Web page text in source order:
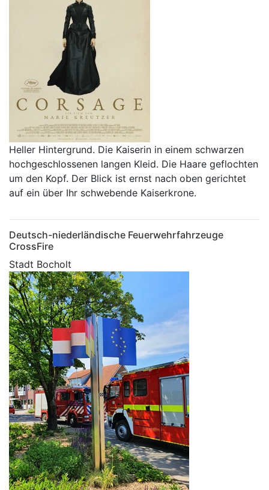
Heller Hintergrund. Die Kaiserin in einem schwarzen
hochgeschlossenen langen Kleid. Die Haare geflochten
um den Kopf. Der Blick ist ernst nach oben gerichtet
auf ein über Ihr schwebende Kaiserkrone.
Deutsch-niederländische Feuerwehrfahrzeuge
CrossFire
Stadt Bocholt